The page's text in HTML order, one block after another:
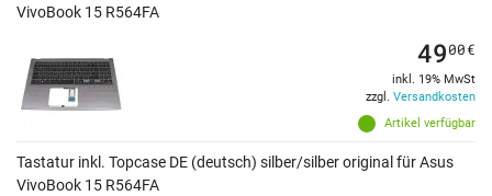
VivoBook 15 R564FA
Artikel verfügbar
4900€
inkl. 19% MwSt
zzgl. Versandkosten
Tastatur inkl. Topcase DE (deutsch) silber/silber original für Asus
VivoBook 15 R564FA